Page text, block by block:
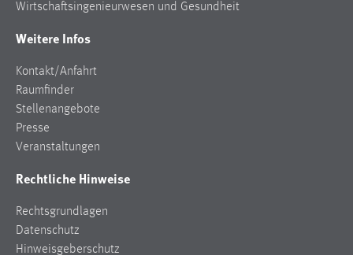
Wirtschaftsingenieurwesen und Gesundheit
Weitere Infos
Kontakt/Anfahrt
Raumfinder
Stellenangebote
Presse
Veranstaltungen
Rechtliche Hinweise
Rechtsgrundlagen
Datenschutz
Hinweisgeberschutz